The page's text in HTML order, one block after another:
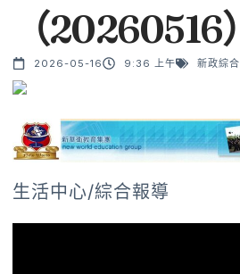
（20260516）
2026-05-16 9:36 上午 新政綜合
生活中心/綜合報導